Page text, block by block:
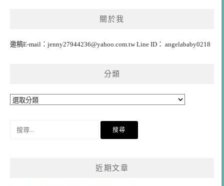
關於我
邀稿E-mail： jenny27944236@yahoo.com.twLine ID： angelababy0218
分類
分
近期文章